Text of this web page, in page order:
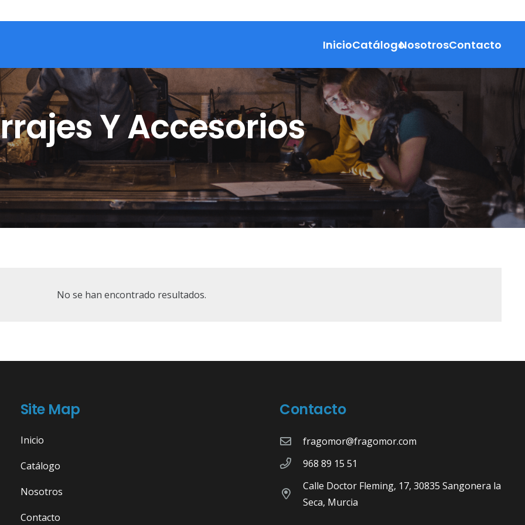
InicioCatálogoNosotrosContacto
Y Accesorios
No se han encontrado resultados.
Site Map
Inicio
Catálogo
Nosotros
Contacto
Contacto
fragomor@fragomor.com
968 89 15 51
Calle Doctor Fleming, 17, 30835 Sangonera la
Seca, Murcia